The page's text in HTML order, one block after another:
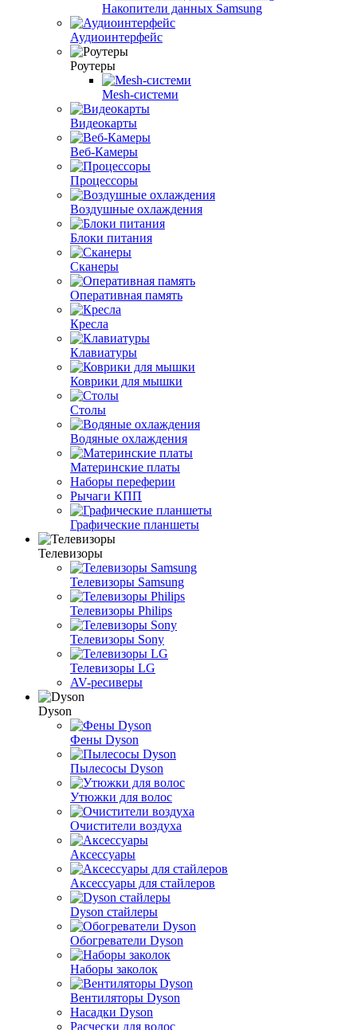
Накопители данных Samsung
Аудиоинтерфейс
Роутеры
Mesh-системи
Видеокарты
Веб-Камеры
Процессоры
Воздушные охлаждения
Блоки питания
Сканеры
Оперативная память
Кресла
Клавиатуры
Коврики для мышки
Столы
Водяные охлаждения
Материнские платы
Наборы переферии
Рычаги КПП
Графические планшеты
Телевизоры
Телевизоры Samsung
Телевизоры Philips
Телевизоры Sony
Телевизоры LG
AV-ресиверы
Dyson
Фены Dyson
Пылесосы Dyson
Утюжки для волос
Очистители воздуха
Аксессуары
Аксессуары для стайлеров
Dyson стайлеры
Обогреватели Dyson
Наборы заколок
Вентиляторы Dyson
Насадки Dyson
Расчески для волос